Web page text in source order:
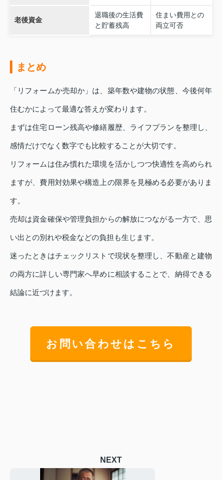
老後資金
退職後の生活費
と貯蓄残高
住まい費用との
両立可否
まとめ
「リフォームか売却か」は、築年数や建物の状態、今後何年
住むかによって最適な答えが変わります。
まずは住宅ローン残高や修繕履歴、ライフプランを整理し、
感情だけでなく数字でも比較することが大切です。
リフォームは住み慣れた環境を活かしつつ快適性を高められ
ますが、費用対効果や構造上の限界を見極める必要がありま
す。
売却は資金確保や管理負担からの解放につながる一方で、思
い出との別れや税金などの負担も生じます。
迷ったときはチェックリストで現状を整理し、不動産と建物
の両方に詳しい専門家へ早めに相談することで、納得できる
結論に近づけます。
お問い合わせはこちら
NEXT